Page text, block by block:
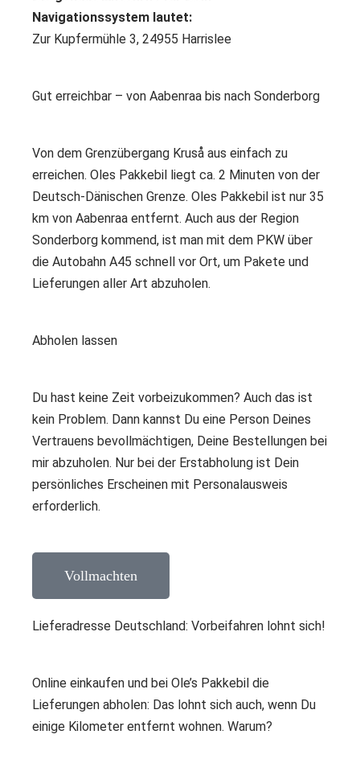
Navigationssystem lautet:
Zur Kupfermühle 3, 24955 Harrislee
Gut erreichbar – von Aabenraa bis nach Sonderborg
Von dem Grenzübergang Kruså aus einfach zu
erreichen. Oles Pakkebil liegt ca. 2 Minuten von der
Deutsch-Dänischen Grenze. Oles Pakkebil ist nur 35
km von Aabenraa entfernt. Auch aus der Region
Sonderborg kommend, ist man mit dem PKW über
die Autobahn A45 schnell vor Ort, um Pakete und
Lieferungen aller Art abzuholen.
Abholen lassen
Du hast keine Zeit vorbeizukommen? Auch das ist
kein Problem. Dann kannst Du eine Person Deines
Vertrauens bevollmächtigen, Deine Bestellungen bei
mir abzuholen. Nur bei der Erstabholung ist Dein
persönliches Erscheinen mit Personalausweis
erforderlich.
Vollmachten
Lieferadresse Deutschland: Vorbeifahren lohnt sich!
Online einkaufen und bei Ole’s Pakkebil die
Lieferungen abholen: Das lohnt sich auch, wenn Du
einige Kilometer entfernt wohnen. Warum?